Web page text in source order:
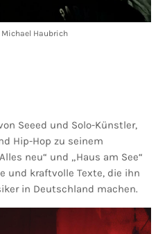
Haubrich
Seeed und Solo-Künstler,
Hip-Hop zu seinem
neu“ und „Haus am See“
und kraftvolle Texte, die ihn
in Deutschland machen.